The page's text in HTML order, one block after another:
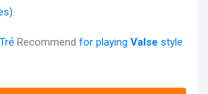
Recommend for playing Valse style